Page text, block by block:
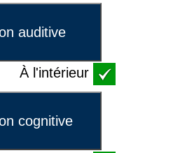
auditive
À l'intérieur
cognitive